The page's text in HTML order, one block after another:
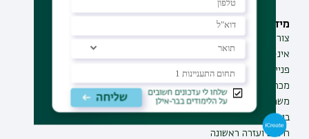
מידע וסיוע
צור קשר
אינ-בר מידע אישי לסטודנט
פנייה למנהל האתר
מכרזים
משרות בבר-אילן
ביטחון ובטיחות
חירום ועזרה ראשונה
תואר ראשון
מכינות
תוכניות העשרה